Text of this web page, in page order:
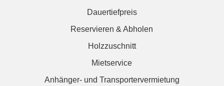
Dauertiefpreis
Reservieren & Abholen
Holzzuschnitt
Mietservice
Anhänger- und Transportervermietung